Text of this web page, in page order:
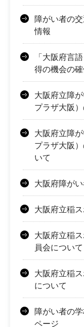
障がい者の
情報
「大阪府言
得の機会の
大阪府立障
プラザ大阪
大阪府立障
プラザ大阪
いて
大阪府障が
大阪府立稲
大阪府立稲
員会について
大阪府立稲
について
障がい者の
ページ